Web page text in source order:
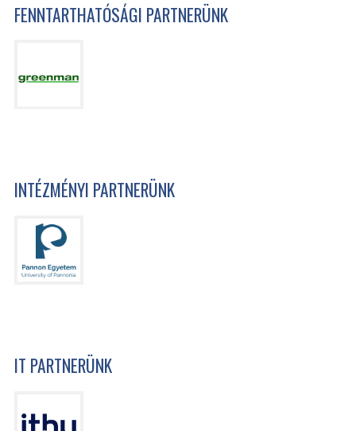
FENNTARTHATÓSÁGI PARTNERÜNK
INTÉZMÉNYI PARTNERÜNK
IT PARTNERÜNK